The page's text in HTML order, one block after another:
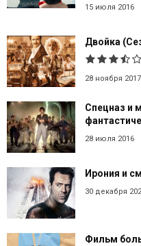
15 июля 2016
Двойка
28 ноября 2017
Спецназ и
28 июля 2016
Ирония и
30 декабря
Фильм